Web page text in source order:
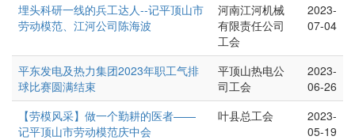
埋头科研一线的兵工达人--记平顶山市
劳动模范、江河公司陈海波
河南江河机械
有限责任公司
工会
2023-
07-04
平东发电及热力集团2023年职工气排
球比赛圆满结束
平顶山热电公
司工会
2023-
06-26
【劳模风采】做一个勤耕的医者——
记平顶山市劳动模范庆中会
叶县总工会
2023-
05-19